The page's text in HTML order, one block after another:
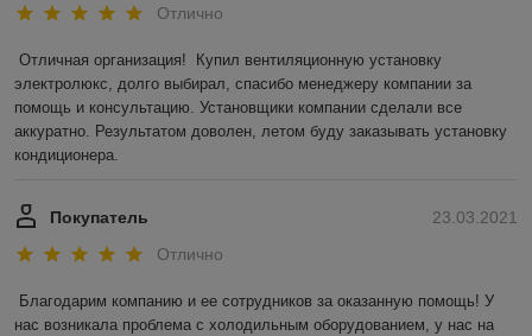
Отлично
Отличная организация!  Купил вентиляционную установку
электролюкс, долго выбирал, спасибо менеджеру компании за
помощь и консультацию. Установщики компании сделали все
аккуратно. Результатом доволен, летом буду заказывать установку
кондиционера.
23.03.2021
Покупатель
Отлично
Благодарим компанию и ее сотрудников за оказанную помощь! У
нас возникала проблема с холодильным оборудованием, у нас на